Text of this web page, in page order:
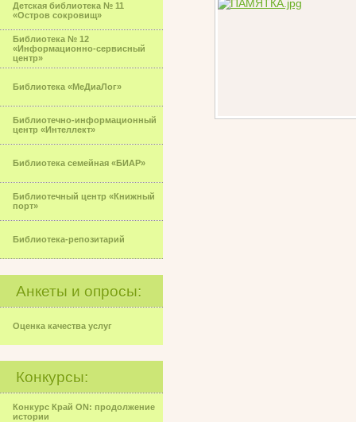
Детская библиотека № 11
«Остров сокровищ»
Библиотека № 12
«Информационно-сервисный
центр»
Библиотека «МеДиаЛог»
Библиотечно-информационный
центр «Интеллект»
Библиотека семейная «БИАР»
Библиотечный центр «Книжный
порт»
Библиотека-репозитарий
Анкеты и опросы:
Оценка качества услуг
Конкурсы:
Конкурс Край ON: продолжение
истории